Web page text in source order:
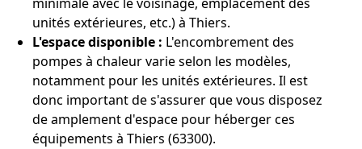
unités extérieures, etc.) à Thiers.
L'espace disponible : L'encombrement des
pompes à chaleur varie selon les modèles,
notamment pour les unités extérieures. Il est
donc important de s'assurer que vous disposez
de amplement d'espace pour héberger ces
équipements à Thiers (63300).